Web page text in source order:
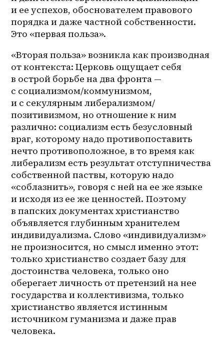
и ее успехов, обоснователем правового
порядка и даже частной собственности.
Это «первая польза».
«Вторая польза» возникла как производная
от контекста: Церковь ощущает себя
в острой борьбе на два фронта —
с социализмом/коммунизмом,
и с секулярным либерализмом/
позитивизмом, но отношение к ним
различно: социализм есть безусловный
враг, которому надо противопоставить
нечто противоположное, в то время как
либерализм есть результат отступничества
собственной паствы, которую надо
«соблазнить», говоря с ней на ее же языке
и исходя из ее же ценностей. Поэтому
в папских документах христианство
объявляется глубинным хранителем
индивидуализма. Слово «индивидуализм»
не произносится, но смысл именно этот:
только христианство создает базу для
достоинства человека, только оно
оберегает личность от претензий на нее
государства и коллективизма, только
христианство является истинным
источником гуманизма и даже прав
человека.